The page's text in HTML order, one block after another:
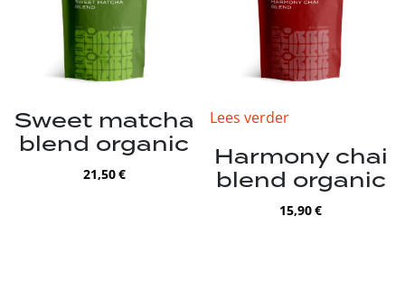
Sweet matcha
blend organic
21,50€
Lees verder
Harmony chai
blend organic
15,90€